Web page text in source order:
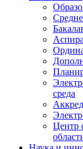
среда
Центр